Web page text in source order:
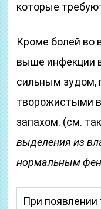
которые
Кроме болей во
выше инфекции
сильным зудом,
творожистыми
запахом. (см.
выделения из
нормальным
При появлении